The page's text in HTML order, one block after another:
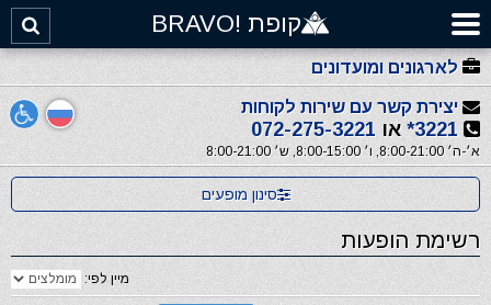
קופת !BRAVO
לארגונים ומועדונים
יצירת קשר עם שירות לקוחות
3221* או 072-275-3221
א׳-ה׳ 8:00-21:00, ו׳ 8:00-15:00, ש׳ 8:00-21:00
סינון מופעים
רשימת הופעות
מיין לפי: